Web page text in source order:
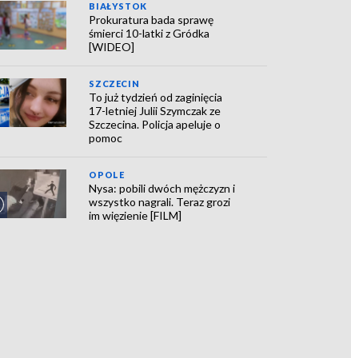
BIAŁYSTOK
Prokuratura bada sprawę
śmierci 10-latki z Gródka
[WIDEO]
SZCZECIN
To już tydzień od zaginięcia
17-letniej Julii Szymczak ze
Szczecina. Policja apeluje o
pomoc
OPOLE
Nysa: pobili dwóch mężczyzn i
wszystko nagrali. Teraz grozi
im więzienie [FILM]